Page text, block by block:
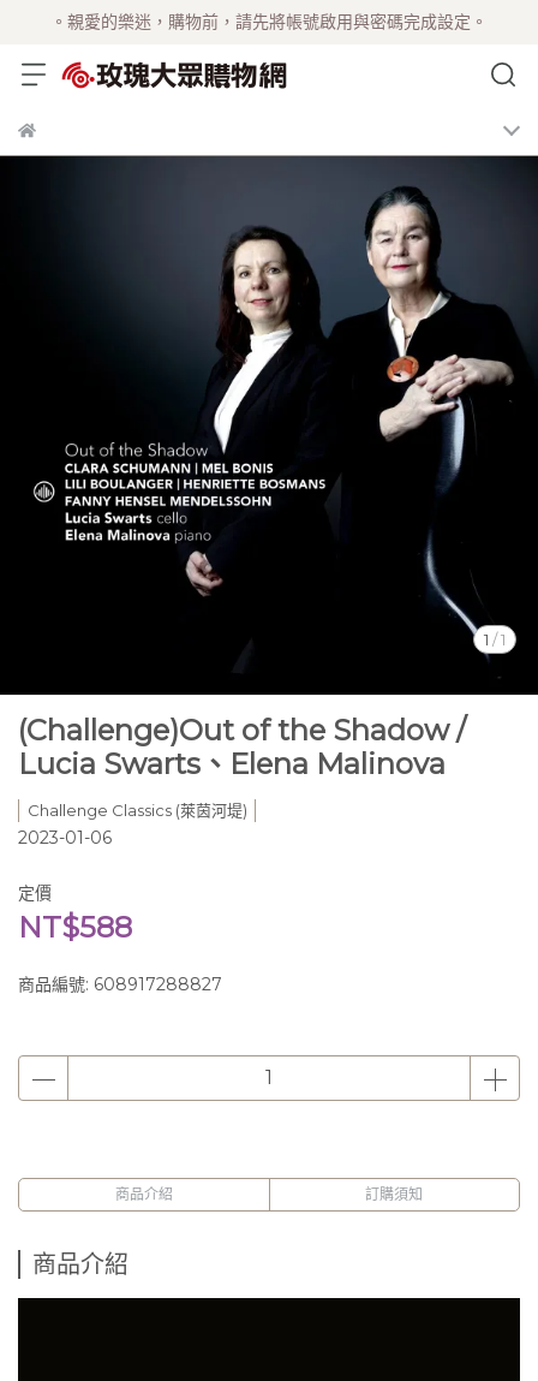
。親愛的樂迷，購物前，請先將帳號啟用與密碼完成設定。
1 /1
(Challenge)Out of the Shadow /
Lucia Swarts、Elena Malinova
Challenge Classics (萊茵河堤)
2023-01-06
定價
NT$588
商品編號: 608917288827
商品介紹 訂購須知
商品介紹